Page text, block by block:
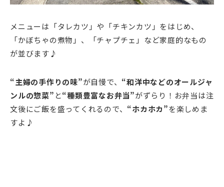
メニューは「タレカツ」や「チキンカツ」をはじめ、
「かぼちゃの煮物」、「チャプチェ」など家庭的なもの
が並びます♪
“主婦の手作りの味”が自慢で、 “和洋中などのオールジャ
ンルの惣菜” と“種類豊富なお弁当”がずらり！お弁当は注
文後にご飯を盛ってくれるので、 “ホカホカ”を楽しめま
すよ♪